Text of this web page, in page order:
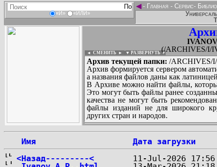
«И» «ИЛИ»
◄- Главная - Сервис-
(/ARCHIVES/I/
◄ СМЕНИТЬ ► ▼ РАЗВЕРНУТЬ ▼
Архив текущей папки: /ARCHIVES/
Архив формируется сервером
а названия файлов даны как
В Архиве можно найти файлы,
Это могут быть файлы ранее
качества не могут быть
файлы изданий не для широкого
других стран и народов.
Имя
Дата загрузки
<Назад---------<